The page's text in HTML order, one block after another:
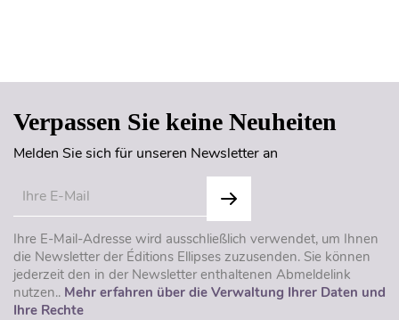
Verpassen Sie keine Neuheiten
Melden Sie sich für unseren Newsletter an
Ihre E-Mail-Adresse wird ausschließlich verwendet, um Ihnen
die Newsletter der Éditions Ellipses zuzusenden. Sie können
jederzeit den in der Newsletter enthaltenen Abmeldelink
nutzen.. Mehr erfahren über die Verwaltung Ihrer Daten und
Ihre Rechte